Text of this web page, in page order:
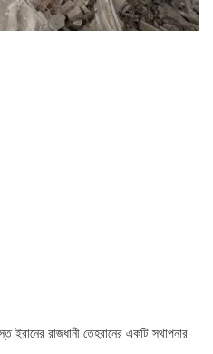
ইরানের রাজধানী তেহরানের একটি স্থাপনার